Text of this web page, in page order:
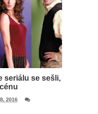
seriálu se sešli,
2016